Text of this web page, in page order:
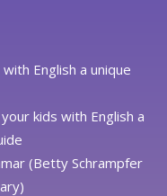
English a unique
kids with English a
(Betty Schrampfer